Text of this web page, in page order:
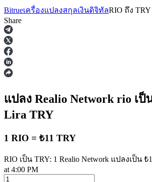
ฟิวเจอร์ส
ฟิวเจอร์ส USDT
Bitrueเครื่องแปลงสกุลเงินดิจิทัลRIO ถึง TRY
Share
แปลง Realio Network rio เป็
Lira TRY
1 RIO = ₺11 TRY
RIO เป็น TRY: 1 Realio Network แปลงเป็น
at 4:00 PM